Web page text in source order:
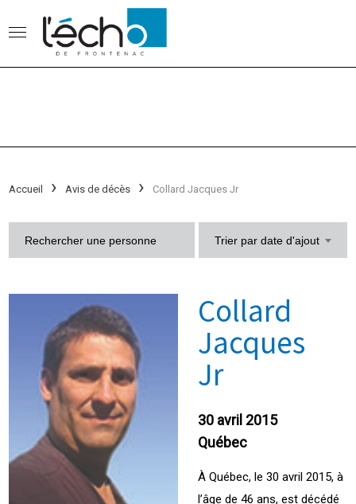
Accueil Avis de décès Collard Jacques Jr
Trier par date d'ajout
Collard
Jacques
Jr
30 avril 2015
Québec
À Québec, le 30 avril 2015, à
l’âge de 46 ans, est décédé